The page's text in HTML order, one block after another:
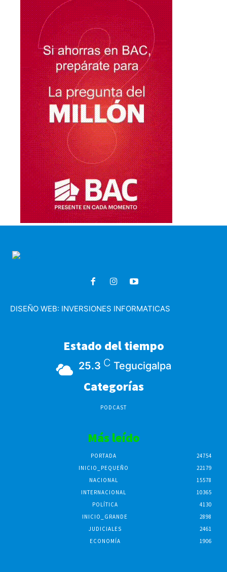
DISEÑO WEB: INVERSIONES INFORMATICAS
Estado del tiempo
25.3 C Tegucigalpa
Categorías
PODCAST
Más leído
PORTADA
24754
INICIO_PEQUEÑO
22179
NACIONAL
15578
INTERNACIONAL
10365
POLÍTICA
4130
INICIO_GRANDE
2898
JUDICIALES
2461
ECONOMÍA
1906